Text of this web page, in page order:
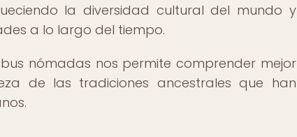
la diversidad cultural del mundo y
a lo largo del tiempo.
nómadas nos permite comprender mejor
de las tradiciones ancestrales que han